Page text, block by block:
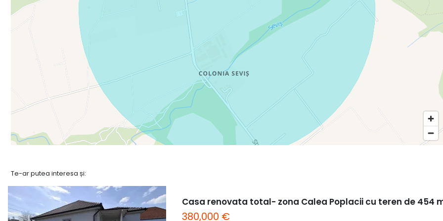
Te-ar putea interesa și:
Casa renovata total- zona Calea Poplacii cu teren de 454
380,000 €